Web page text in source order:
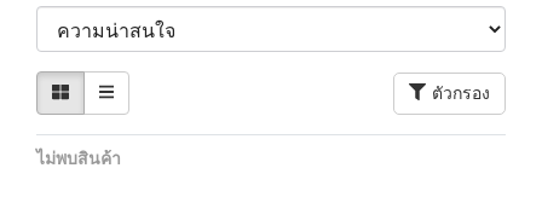
ตัวกรอง
ไม่พบสินค้า